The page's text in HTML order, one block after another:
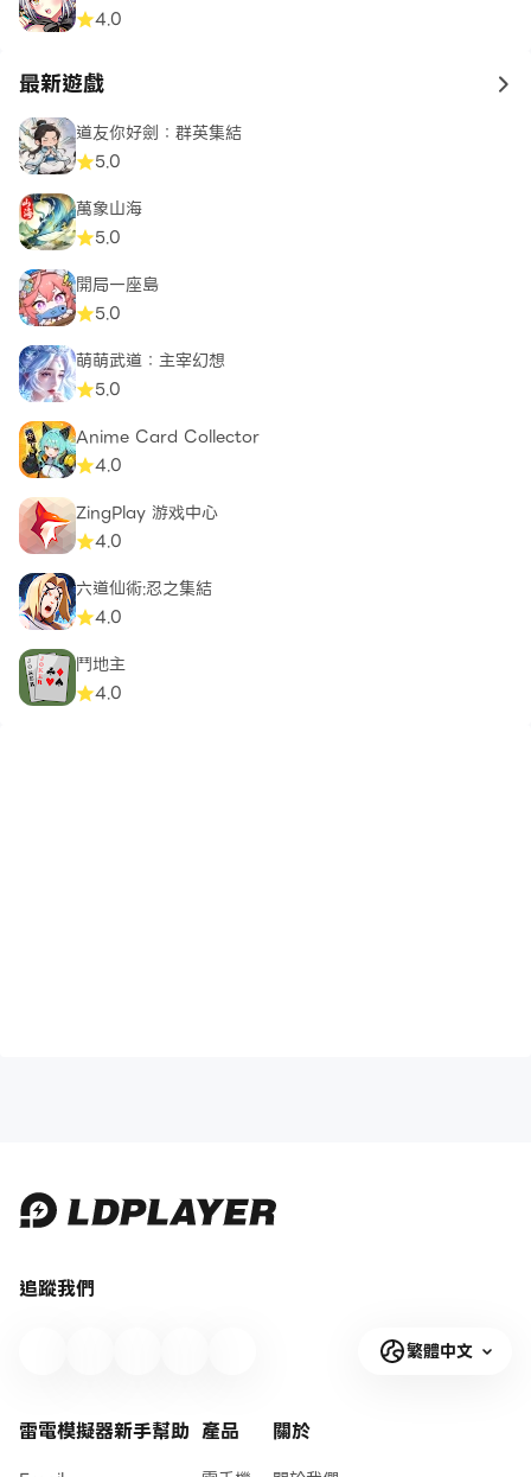
4.0
最新遊戲 to
道友你好劍：群英集結
5.0
萬象山海
5.0
開局一座島
5.0
萌萌武道：主宰幻想
5.0
Anime Card Collector
4.0
ZingPlay 游戏中心
4.0
六道仙術:忍之集結
4.0
鬥地主
4.0
追蹤我們
繁體中文
雷電模擬器新手幫助 產品 關於